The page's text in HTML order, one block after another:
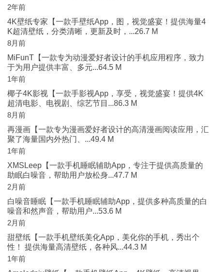
2年前
4K壁纸专家【一款手壁纸App，图，视觉盛宴！提供海量4
K超清壁纸，分类清晰，更新及时，...26.7 M
8月前
MiFunT【一款专为动漫爱好者设计的手机应用程序，致力
于为用户提供丰富、多元...64.5 M
1年前
椰子4K影视【一款手影视App，享受，视觉盛宴！提供4K
超清电影、电视剧、综艺节目...86.3 M
8月前
再漫画【一款专为漫画爱好者设计的高清漫画阅读应用，汇
聚了海量国内外热门、...49.4 M
1年前
XMSLeep【一款手机睡眠辅助App，专注于提供高质量的
助眠白噪音，帮助用户放松身...47.7 M
2月前
白噪音睡眠【一款手机睡眠辅助App，提供多种高质量的白
噪音和然声音，帮助用户...53.6 M
2月前
甜壁纸【一款手机壁纸美化App，美化你的手机，秀出个
性！ 提供海量高清壁纸，各种风...44.3 M
1年前